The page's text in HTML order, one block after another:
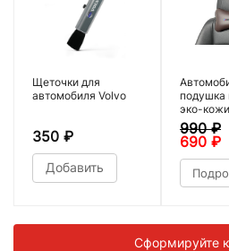
Щеточки для
автомобиля Volvo
350 ₽
Добавить
эко-кожи
990₽
690 ₽
Сформируйте